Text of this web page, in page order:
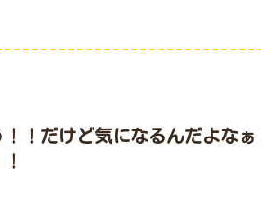
！だけど気になるんだよなぁ